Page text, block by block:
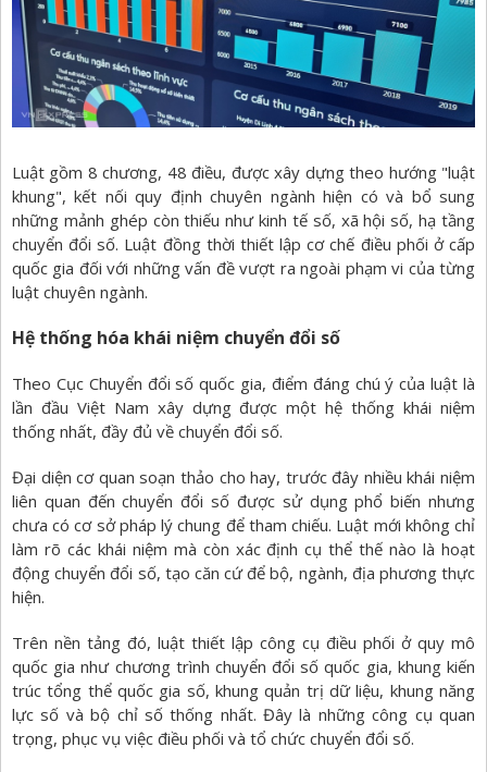
Luật gồm 8 chương, 48 điều, được xây dựng theo hướng "luật
khung", kết nối quy định chuyên ngành hiện có và bổ sung
những mảnh ghép còn thiếu như kinh tế số, xã hội số, hạ tầng
chuyển đổi số. Luật đồng thời thiết lập cơ chế điều phối ở cấp
quốc gia đối với những vấn đề vượt ra ngoài phạm vi của từng
luật chuyên ngành.
Hệ thống hóa khái niệm chuyển đổi số
Theo Cục Chuyển đổi số quốc gia, điểm đáng chú ý của luật là
lần đầu Việt Nam xây dựng được một hệ thống khái niệm
thống nhất, đầy đủ về chuyển đổi số.
Đại diện cơ quan soạn thảo cho hay, trước đây nhiều khái niệm
liên quan đến chuyển đổi số được sử dụng phổ biến nhưng
chưa có cơ sở pháp lý chung để tham chiếu. Luật mới không chỉ
làm rõ các khái niệm mà còn xác định cụ thể thế nào là hoạt
động chuyển đổi số, tạo căn cứ để bộ, ngành, địa phương thực
hiện.
Trên nền tảng đó, luật thiết lập công cụ điều phối ở quy mô
quốc gia như chương trình chuyển đổi số quốc gia, khung kiến
trúc tổng thể quốc gia số, khung quản trị dữ liệu, khung năng
lực số và bộ chỉ số thống nhất. Đây là những công cụ quan
trọng, phục vụ việc điều phối và tổ chức chuyển đổi số.